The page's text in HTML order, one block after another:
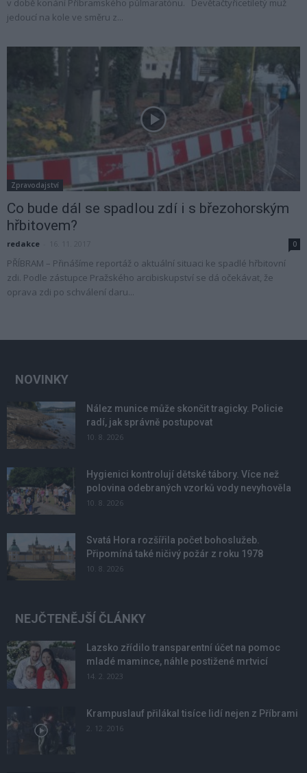
v době konání Příbramského půlmaratónu. Devětačtyřicetiletý muž
jedoucí na kole ve směru z...
Zpravodajství
Co bude dál se spadlou zdí i s březohorským
hřbitovem?
redakce 0
PŘÍBRAM – Přinášíme reportáž o aktuální situaci ke spadlé hřbitovní
zdi. Podle zástupce Pražského arcibiskupství se dá očekávat, že
oprava zdi po schválení daru...
NOVINKY
Nález munice může skončit tragicky. Policie
radí, jak správně postupovat
10. 8. 2026
Hygienici kontrolují dětské tábory. Více než
polovina odebraných vzorků vody nevyhověla
10. 8. 2026
Svatá Hora rozšířila počet bohoslužeb.
Připomíná také ničivý požár z roku 1978
10. 8. 2026
NEJČTENĚJŠÍ ČLÁNKY
Lazsko zřídilo transparentní účet na pomoc
mladé mamince, náhle postižené mrtvicí
14. 2. 2023
Krampuslauf přilákal tisíce lidí nejen z Příbrami
2. 12. 2016